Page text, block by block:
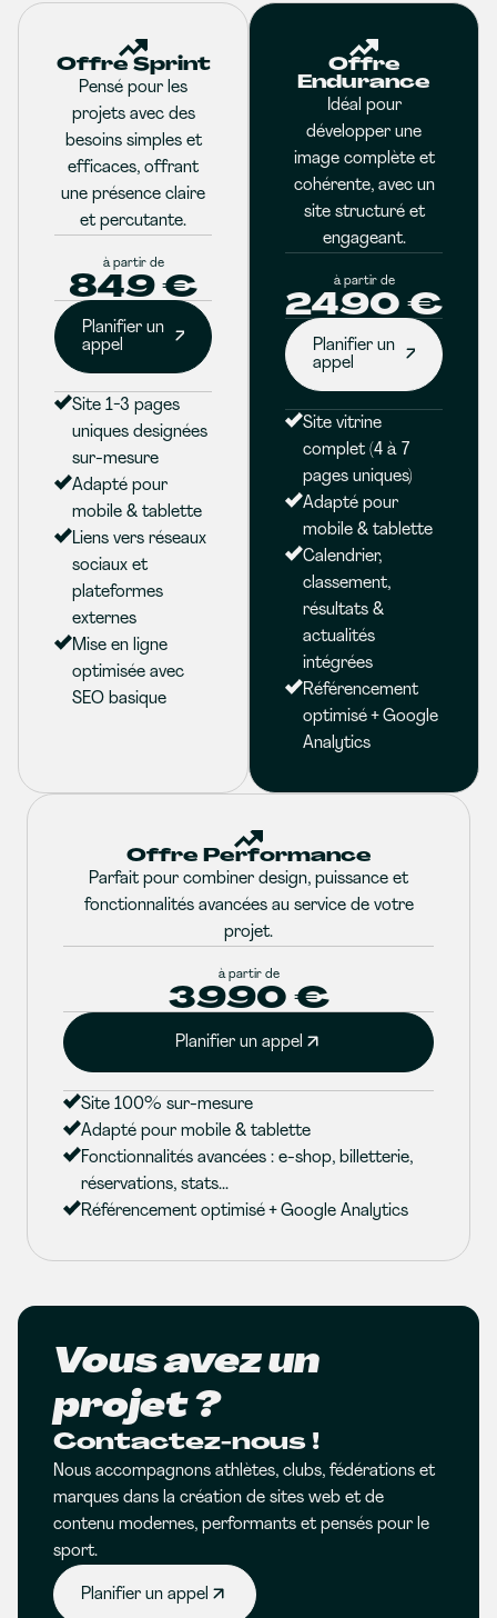
Offre Sprint
Pensé pour les
projets avec des
besoins simples et
efficaces, offrant
une présence claire
et percutante.
à partir de
849 €
Planifier un
appel
Site 1-3 pages
uniques designées
sur-mesure
Adapté pour
mobile & tablette
Liens vers réseaux
sociaux et
plateformes
externes
Mise en ligne
optimisée avec
SEO basique
Offre
Endurance
Idéal pour
développer une
image complète et
cohérente, avec un
site structuré et
engageant.
à partir de
2490 €
Planifier un
appel
Site vitrine
complet (4 à 7
pages uniques)
Adapté pour
mobile & tablette
Calendrier,
classement,
résultats &
actualités
intégrées
Référencement
optimisé + Google
Analytics
Offre Performance
Parfait pour combiner design, puissance et
fonctionnalités avancées au service de votre
projet.
à partir de
3990 €
Planifier un appel
Site 100% sur-mesure
Adapté pour mobile & tablette
Fonctionnalités avancées : e-shop, billetterie,
réservations, stats...
Référencement optimisé + Google Analytics
Vous avez un
projet ?
Contactez-nous !
Nous accompagnons athlètes, clubs, fédérations et
marques dans la création de sites web et de
contenu modernes, performants et pensés pour le
sport.
Planifier un appel